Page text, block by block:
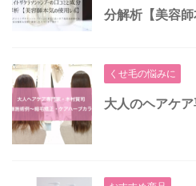
分解析【美容師
くせ毛の悩みに
大人のヘアケ